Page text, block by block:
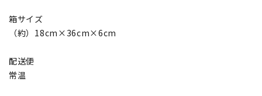
箱サイズ
（約）18cm×36cm×6cm
配送便
常温